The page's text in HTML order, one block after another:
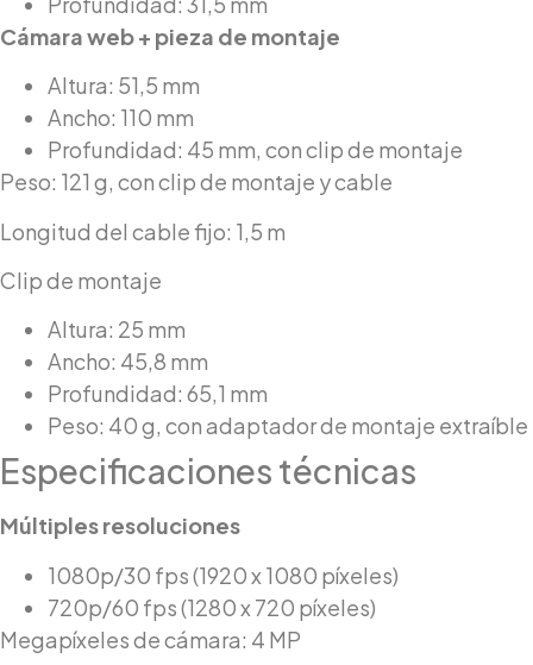
Cámara web + pieza de montaje
Altura: 51,5 mm
Ancho: 110 mm
Profundidad: 45 mm, con clip de montaje
Peso: 121 g, con clip de montaje y cable
Longitud del cable fijo: 1,5 m
Clip de montaje
Altura: 25 mm
Ancho: 45,8 mm
Profundidad: 65,1 mm
Peso: 40 g, con adaptador de montaje extraíble
Especificaciones técnicas
Múltiples resoluciones
1080p/30 fps (1920 x 1080 píxeles)
720p/60 fps (1280 x 720 píxeles)
Megapíxeles de cámara: 4 MP